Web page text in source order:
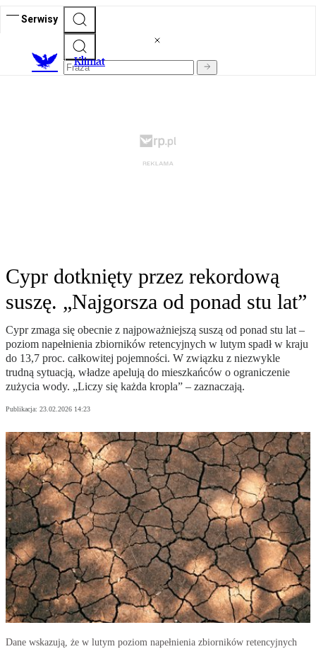
Serwisy
Klimat
Cypr dotknięty przez rekordową
suszę. „Najgorsza od ponad stu lat”
Cypr zmaga się obecnie z najpoważniejszą suszą od ponad stu lat –
poziom napełnienia zbiorników retencyjnych w lutym spadł w kraju
do 13,7 proc. całkowitej pojemności. W związku z niezwykle
trudną sytuacją, władze apelują do mieszkańców o ograniczenie
zużycia wody. „Liczy się każda kropla” – zaznaczają.
Publikacja: 23.02.2026 14:23
Dane wskazują, że w lutym poziom napełnienia zbiorników retencyjnych